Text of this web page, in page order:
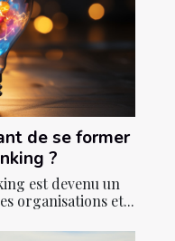
de se former
?
est devenu un
organisations et...